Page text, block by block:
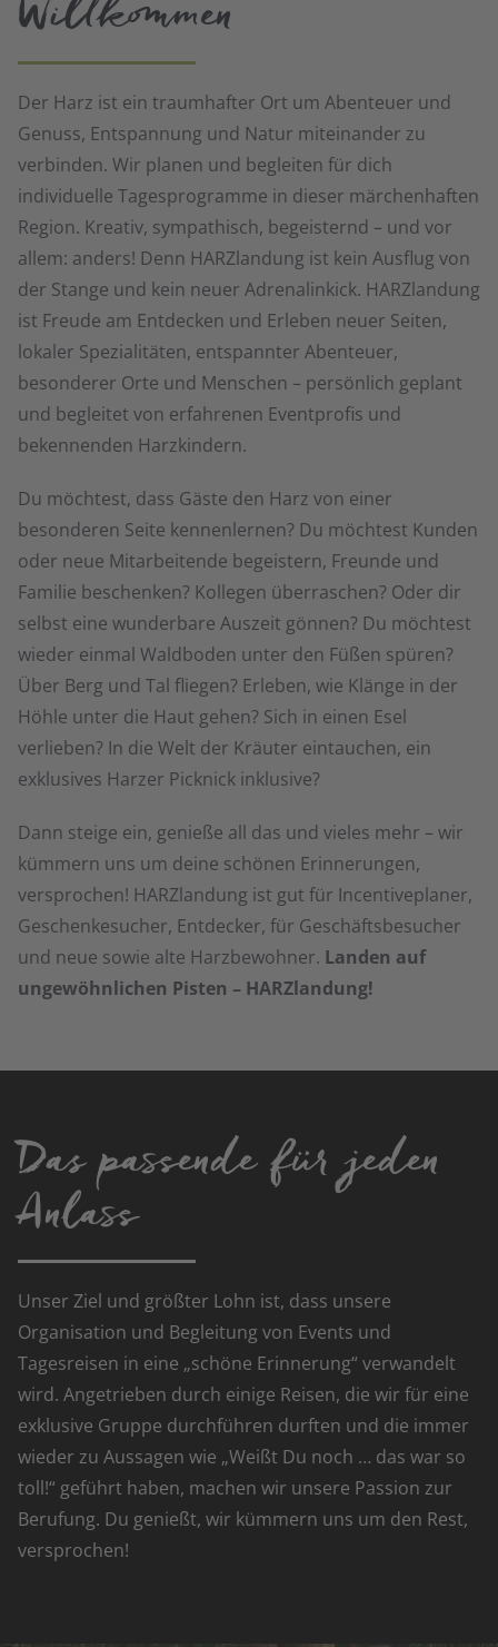
Willkommen
Der Harz ist ein traumhafter Ort um Abenteuer und
Genuss, Entspannung und Natur miteinander zu
verbinden. Wir planen und begleiten für dich
individuelle Tagesprogramme in dieser märchenhaften
Region. Kreativ, sympathisch, begeisternd – und vor
allem: anders! Denn HARZlandung ist kein Ausflug von
der Stange und kein neuer Adrenalinkick. HARZlandung
ist Freude am Entdecken und Erleben neuer Seiten,
lokaler Spezialitäten, entspannter Abenteuer,
besonderer Orte und Menschen – persönlich geplant
und begleitet von erfahrenen Eventprofis und
bekennenden Harzkindern.
Du möchtest, dass Gäste den Harz von einer
besonderen Seite kennenlernen? Du möchtest Kunden
oder neue Mitarbeitende begeistern, Freunde und
Familie beschenken? Kollegen überraschen? Oder dir
selbst eine wunderbare Auszeit gönnen? Du möchtest
wieder einmal Waldboden unter den Füßen spüren?
Über Berg und Tal fliegen? Erleben, wie Klänge in der
Höhle unter die Haut gehen? Sich in einen Esel
verlieben? In die Welt der Kräuter eintauchen, ein
exklusives Harzer Picknick inklusive?
Dann steige ein, genieße all das und vieles mehr – wir
kümmern uns um deine schönen Erinnerungen,
versprochen! HARZlandung ist gut für Incentiveplaner,
Geschenkesucher, Entdecker, für Geschäftsbesucher
und neue sowie alte Harzbewohner. Landen auf
ungewöhnlichen Pisten – HARZlandung!
Das passende für jeden
Anlass
Unser Ziel und größter Lohn ist, dass unsere
Organisation und Begleitung von Events und
Tagesreisen in eine „schöne Erinnerung“ verwandelt
wird. Angetrieben durch einige Reisen, die wir für eine
exklusive Gruppe durchführen durften und die immer
wieder zu Aussagen wie „Weißt Du noch … das war so
toll!“ geführt haben, machen wir unsere Passion zur
Berufung. Du genießt, wir kümmern uns um den Rest,
versprochen!